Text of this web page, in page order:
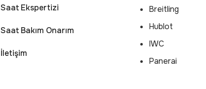
Saat Ekspertizi
Saat Bakım Onarım
İletişim
Breitling
Hublot
IWC
Panerai